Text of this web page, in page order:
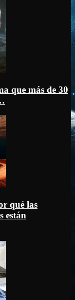
que más de 30
qué las
están